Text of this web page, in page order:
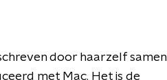
door haarzelf samen
met Mac. Het is de